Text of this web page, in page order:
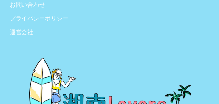
お問い合わせ
プライバシーポリシー
運営会社